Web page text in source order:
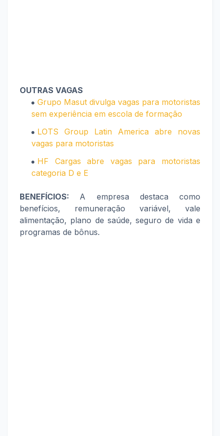
OUTRAS VAGAS
Grupo Masut divulga vagas para motoristas
sem experiência em escola de formação
LOTS Group Latin America abre novas
vagas para motoristas
HF Cargas abre vagas para motoristas
categoria D e E
BENEFÍCIOS: A empresa destaca como
benefícios, remuneração variável, vale
alimentação, plano de saúde, seguro de vida e
programas de bônus.